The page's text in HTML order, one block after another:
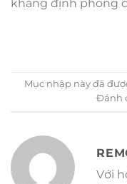
khẳng định phong
Mục nhập này đã
Đánh
Với